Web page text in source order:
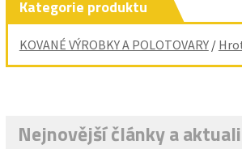
Kategorie produktu
KOVANÉ VÝROBKY A POLOTOVARY/
Nejnovější články a